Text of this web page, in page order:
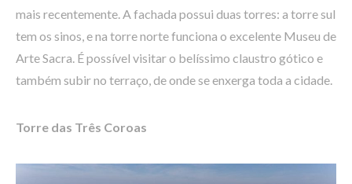
mais recentemente. A fachada possui duas torres: a torre sul
tem os sinos, e na torre norte funciona o excelente Museu de
Arte Sacra. É possível visitar o belíssimo claustro gótico e
também subir no terraço, de onde se enxerga toda a cidade.
Torre das Três Coroas